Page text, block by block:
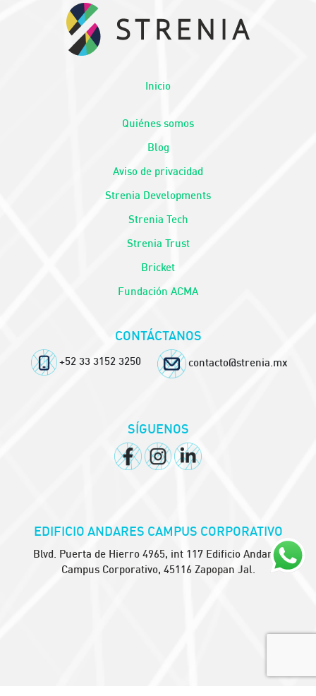
Inicio
Quiénes somos
Blog
Aviso de privacidad
Strenia Developments
Strenia Tech
Strenia Trust
Bricket
Fundación ACMA
CONTÁCTANOS
+52 33 3152 3250 contacto@strenia.mx
SÍGUENOS
EDIFICIO ANDARES CAMPUS CORPORATIVO
Blvd. Puerta de Hierro 4965, int 117 Edificio Andares
Campus Corporativo, 45116 Zapopan Jal.